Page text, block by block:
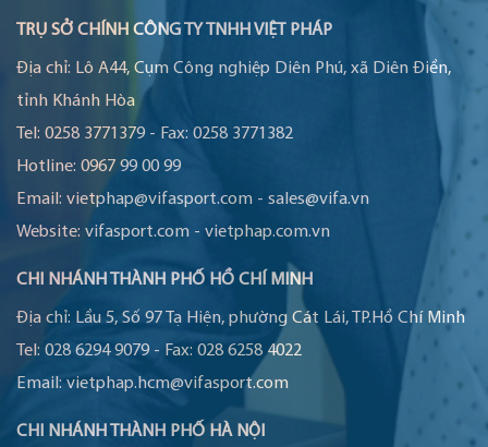
TRỤ SỞ CHÍNH CÔNG TY TNHH VIỆT PHÁP
Địa chỉ: Lô A44, Cụm Công nghiệp Diên Phú, xã Diên Điền,
tỉnh Khánh Hòa
Tel: 0258 3771379 - Fax: 0258 3771382
Hotline: 0967 99 00 99
Email: vietphap@vifasport.com - sales@vifa.vn
Website: vifasport.com - vietphap.com.vn
CHI NHÁNH THÀNH PHỐ HỒ CHÍ MINH
Địa chỉ: Lầu 5, Số 97 Tạ Hiện, phường Cát Lái, TP.Hồ Chí Minh
Tel: 028 6294 9079- Fax: 028 6258 4022
Email: vietphap.hcm@vifasport.com
CHI NHÁNH THÀNH PHỐ HÀ NỘI